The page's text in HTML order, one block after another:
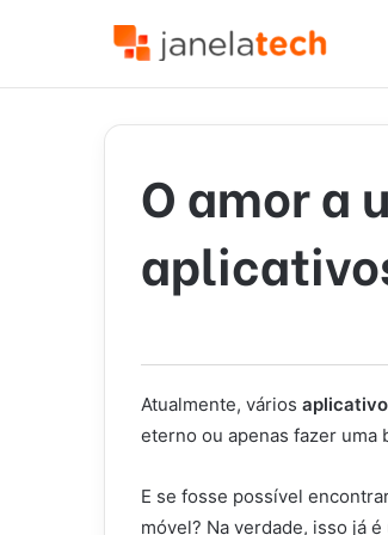
O amor a
Atualmente, vários
eterno ou apenas fazer uma
E se fosse possível
móvel? Na verdade, isso já